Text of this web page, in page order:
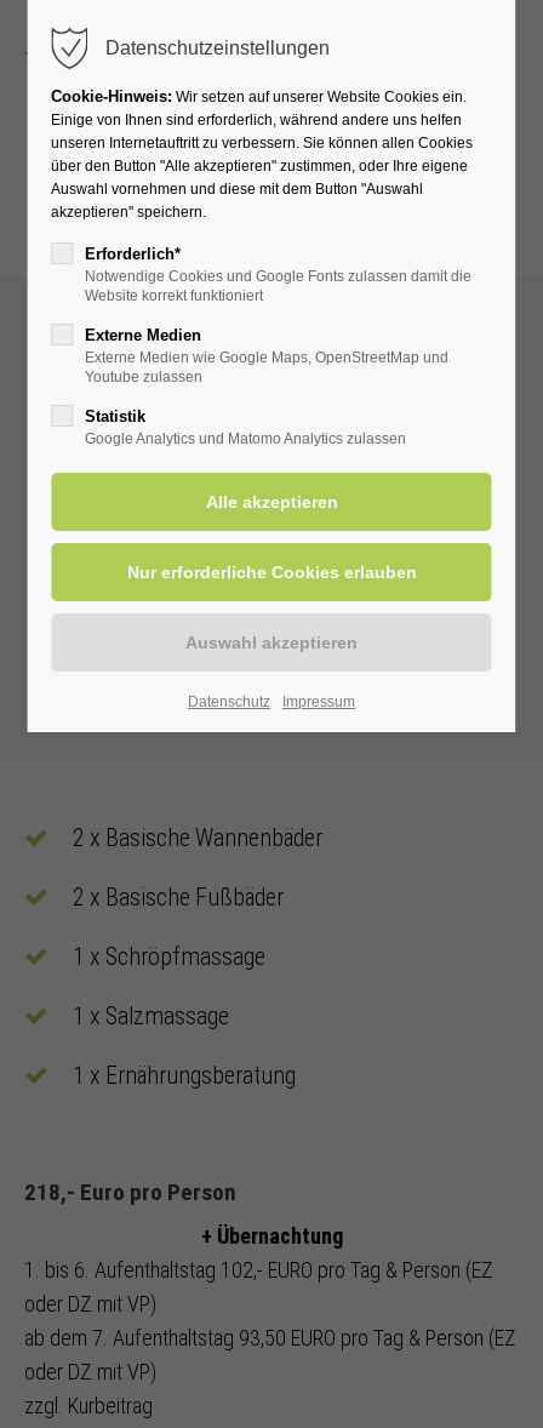
Klinik Solequelle
2 x Basische Wannenbäder
2 x Basische Fußbäder
1 x Schröpfmassage
1 x Salzmassage
1 x Ernährungsberatung
218,- Euro pro Person
+ Übernachtung
1. bis 6. Aufenthaltstag 102,- EURO pro Tag & Person (EZ
oder DZ mit VP)
ab dem 7. Aufenthaltstag 93,50 EURO pro Tag & Person (EZ
oder DZ mit VP)
zzgl. Kurbeitrag
Datenschutzeinstellungen
Cookie-Hinweis: Wir setzen auf unserer Website Cookies ein.
Einige von Ihnen sind erforderlich, während andere uns helfen
unseren Internetauftritt zu verbessern. Sie können allen Cookies
über den Button "Alle akzeptieren" zustimmen, oder Ihre eigene
Auswahl vornehmen und diese mit dem Button "Auswahl
akzeptieren" speichern.
Erforderlich*
Notwendige Cookies und Google Fonts zulassen damit die
Website korrekt funktioniert
Externe Medien
Externe Medien wie Google Maps, OpenStreetMap und
Youtube zulassen
Statistik
Google Analytics und Matomo Analytics zulassen
Datenschutz Impressum